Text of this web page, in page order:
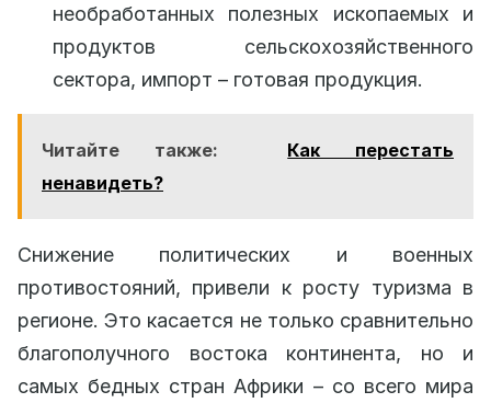
необработанных полезных ископаемых и
продуктов сельскохозяйственного
сектора, импорт – готовая продукция.
Читайте также:
Как перестать
ненавидеть?
Снижение политических и военных
противостояний, привели к росту туризма в
регионе. Это касается не только сравнительно
благополучного востока континента, но и
самых бедных стран Африки – со всего мира